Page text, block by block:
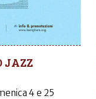
JAZZ
4 e 25